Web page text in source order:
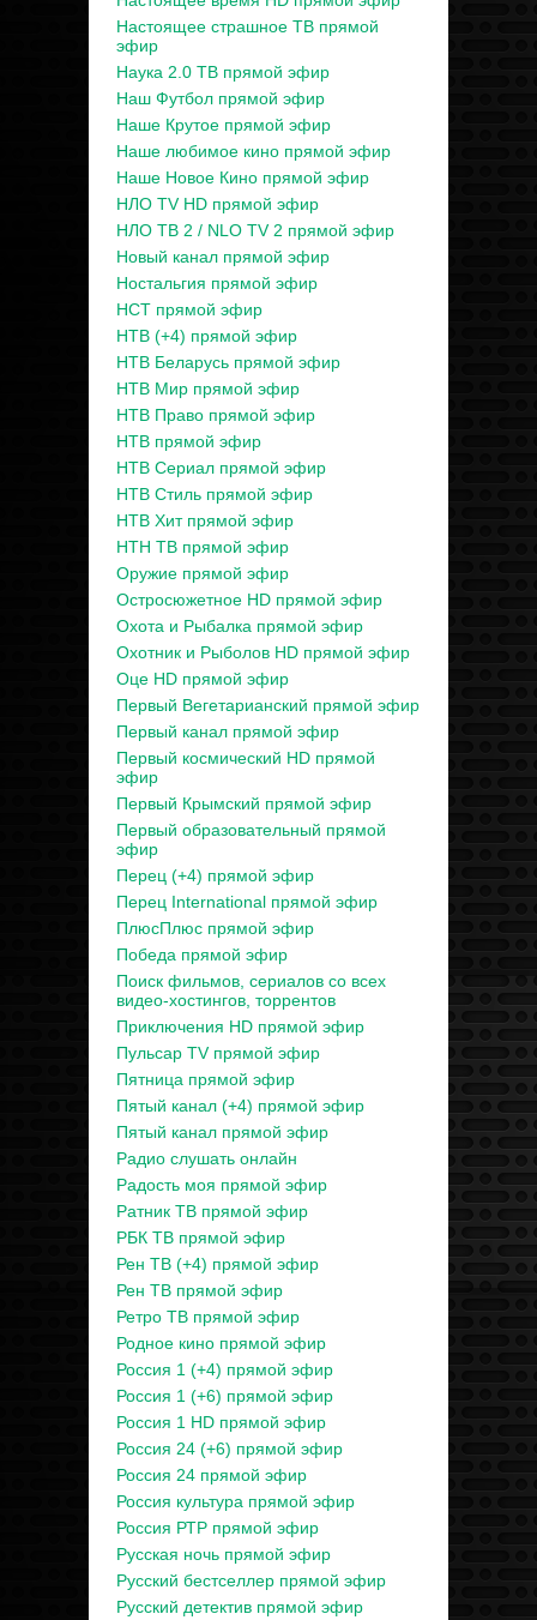
Настоящее страшное ТВ прямой
эфир
Наука 2.0 ТВ прямой эфир
Наш Футбол прямой эфир
Наше Крутое прямой эфир
Наше любимое кино прямой эфир
Наше Новое Кино прямой эфир
НЛО TV HD прямой эфир
НЛО ТВ 2 / NLO TV 2 прямой эфир
Новый канал прямой эфир
Ностальгия прямой эфир
НСТ прямой эфир
НТВ (+4) прямой эфир
НТВ Беларусь прямой эфир
НТВ Мир прямой эфир
НТВ Право прямой эфир
НТВ прямой эфир
НТВ Сериал прямой эфир
НТВ Стиль прямой эфир
НТВ Хит прямой эфир
НТН ТВ прямой эфир
Оружие прямой эфир
Остросюжетное HD прямой эфир
Охота и Рыбалка прямой эфир
Охотник и Рыболов HD прямой эфир
Оце HD прямой эфир
Первый Вегетарианский прямой эфир
Первый канал прямой эфир
Первый космический HD прямой
эфир
Первый Крымский прямой эфир
Первый образовательный прямой
эфир
Перец (+4) прямой эфир
Перец International прямой эфир
ПлюсПлюс прямой эфир
Победа прямой эфир
Поиск фильмов, сериалов со всех
видео-хостингов, торрентов
Приключения HD прямой эфир
Пульсар TV прямой эфир
Пятница прямой эфир
Пятый канал (+4) прямой эфир
Пятый канал прямой эфир
Радио слушать онлайн
Радость моя прямой эфир
Ратник ТВ прямой эфир
РБК ТВ прямой эфир
Рен ТВ (+4) прямой эфир
Рен ТВ прямой эфир
Ретро ТВ прямой эфир
Родное кино прямой эфир
Россия 1 (+4) прямой эфир
Россия 1 (+6) прямой эфир
Россия 1 HD прямой эфир
Россия 24 (+6) прямой эфир
Россия 24 прямой эфир
Россия культура прямой эфир
Россия РТР прямой эфир
Русская ночь прямой эфир
Русский бестселлер прямой эфир
Русский детектив прямой эфир